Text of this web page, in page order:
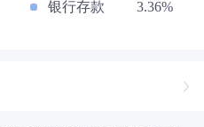
银行存款 3.36%